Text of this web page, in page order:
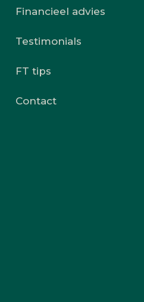
Financieel advies
Testimonials
FT tips
Contact